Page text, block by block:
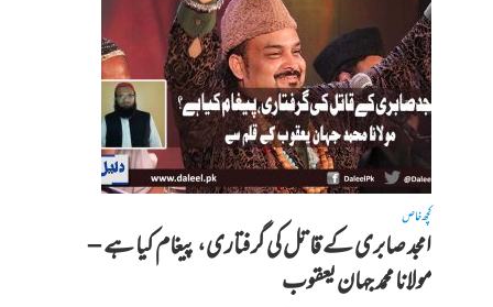
کچھ خاص
امجد صابری کے قاتل کی گرفتاری، پیغام کیا ہے –
مولانا محمد جہان یعقوب